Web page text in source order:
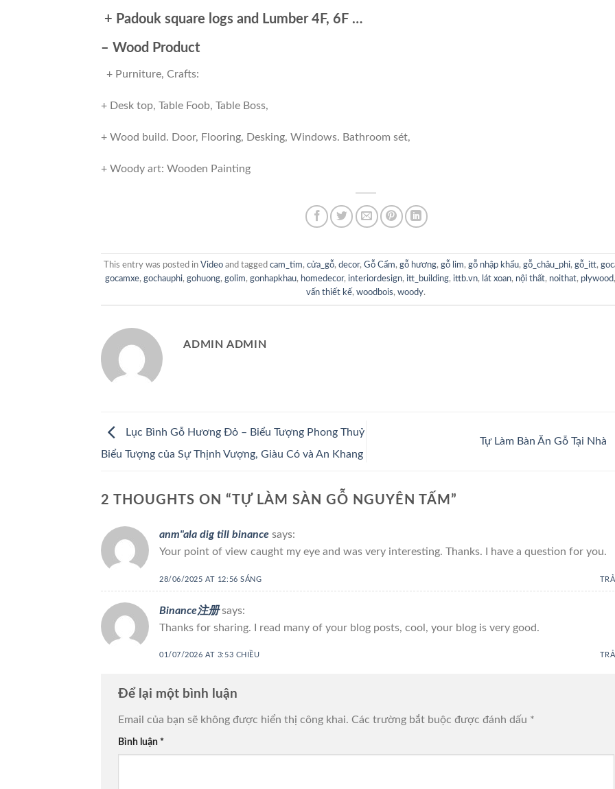
+ Padouk square logs and Lumber 4F, 6F …
– Wood Product
+ Purniture, Crafts:
+ Desk top, Table Foob, Table Boss,
+ Wood build. Door, Flooring, Desking, Windows. Bathroom sét,
+ Woody art: Wooden Painting
This entry was posted in Video and taggedcam_tim,cửa_gỗ,decor,Gỗ Cẩm,gỗ hương,gỗ lim,gỗ nhập khẩu,gỗ_châu_phi,gỗ_itt,
gocamxe,gochauphi,gohuong,golim,gonhapkhau, homedecor, interiordesign, itt_building, ittb.vn, lát xoan, nội thất, noithat, plywood
vấn thiết kế,woodbois,woody.
ADMIN ADMIN
Lục Bình Gỗ Hương Đỏ – Biểu Tượng Phong Thuỷ
Biểu Tượng của Sự Thịnh Vượng, Giàu Có và An Khang
Tự Làm Bàn Ăn Gỗ Tại Nhà
2 THOUGHTS ON “ TỰ LÀM SÀN GỖ NGUYÊN TẤM ”
anm"ala dig till binance says:
Your point of view caught my eye and was very interesting. Thanks. I have a question for you.
28/06/2025 AT 12:56 SÁNG
Binance注册 says:
Thanks for sharing. I read many of your blog posts, cool, your blog is very good.
01/07/2026 AT 3:53 CHIỀU
Để lại một bình luận
Email của bạn sẽ không được hiển thị công khai. Các trường bắt buộc được đánh dấu *
Bình luận *